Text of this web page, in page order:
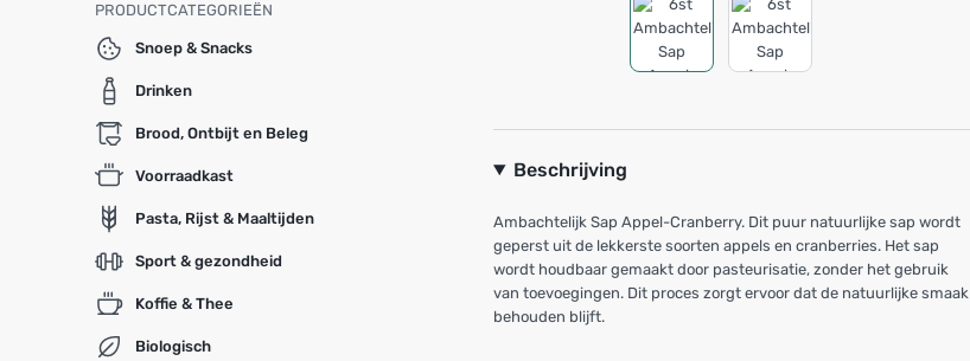
PRODUCTCATEGORIEËN
Snoep & Snacks
Drinken
Brood, Ontbijt en Beleg
Voorraadkast
Pasta, Rijst & Maaltijden
Sport & gezondheid
Koffie & Thee
Biologisch
Beschrijving
Ambachtelijk Sap Appel-Cranberry. Dit puur natuurlijke sap wordt
geperst uit de lekkerste soorten appels en cranberries. Het sap
wordt houdbaar gemaakt door pasteurisatie, zonder het gebruik
van toevoegingen. Dit proces zorgt ervoor dat de natuurlijke smaak
behouden blijft.